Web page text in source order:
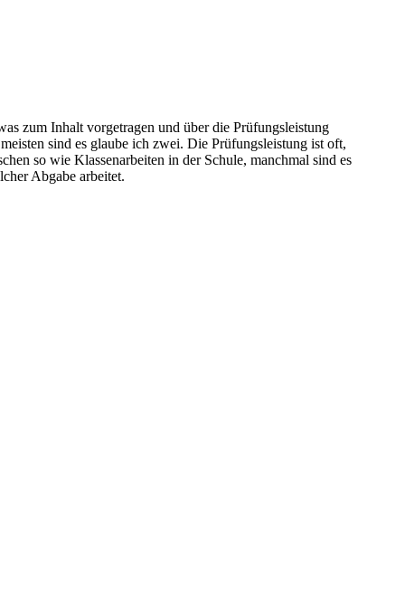
zum Inhalt vorgetragen und über die Prüfungsleistung
sind es glaube ich zwei. Die Prüfungsleistung ist oft,
so wie Klassenarbeiten in der Schule, manchmal sind es
Abgabe arbeitet.